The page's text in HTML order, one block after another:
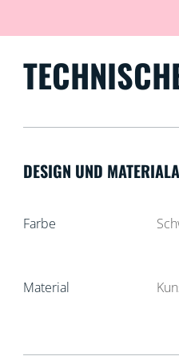
DESIGN UND
Farbe
Material